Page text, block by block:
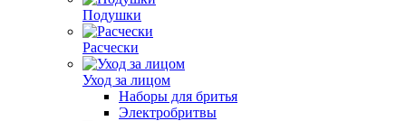
Подушки
Расчески
Уход за лицом
Наборы для бритья
Электробритвы